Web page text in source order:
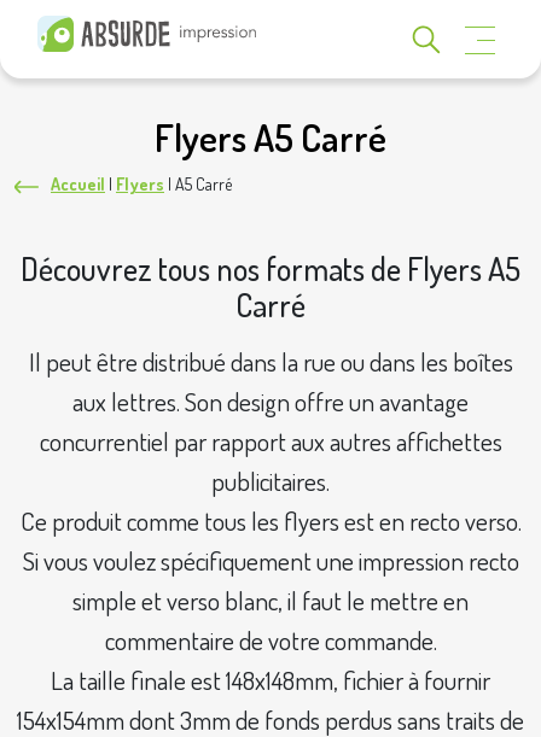
Flyers A5 Carré
Accueil | Flyers | A5 Carré
Découvrez tous nos formats de Flyers A5
Carré
Il peut être distribué dans la rue ou dans les boîtes
aux lettres. Son design offre un avantage
concurrentiel par rapport aux autres affichettes
publicitaires.
Ce produit comme tous les flyers est en recto verso.
Si vous voulez spécifiquement une impression recto
simple et verso blanc, il faut le mettre en
commentaire de votre commande.
La taille finale est 148x148mm, fichier à fournir
154x154mm dont 3mm de fonds perdus sans traits de